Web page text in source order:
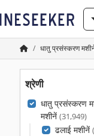
धातु प्रसंस्करण
श्रेणी
धातु प्रसंस्करण
मशीनें (31,949)
ढलाई मशीनें